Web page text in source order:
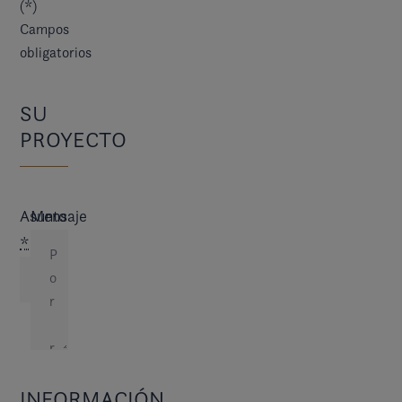
(*)
Campos
obligatorios
SU
PROYECTO
Asunto
*
Mensaje